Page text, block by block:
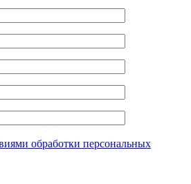
обработки персональных